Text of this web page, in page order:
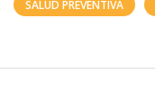
SALUD PREVENTIVA